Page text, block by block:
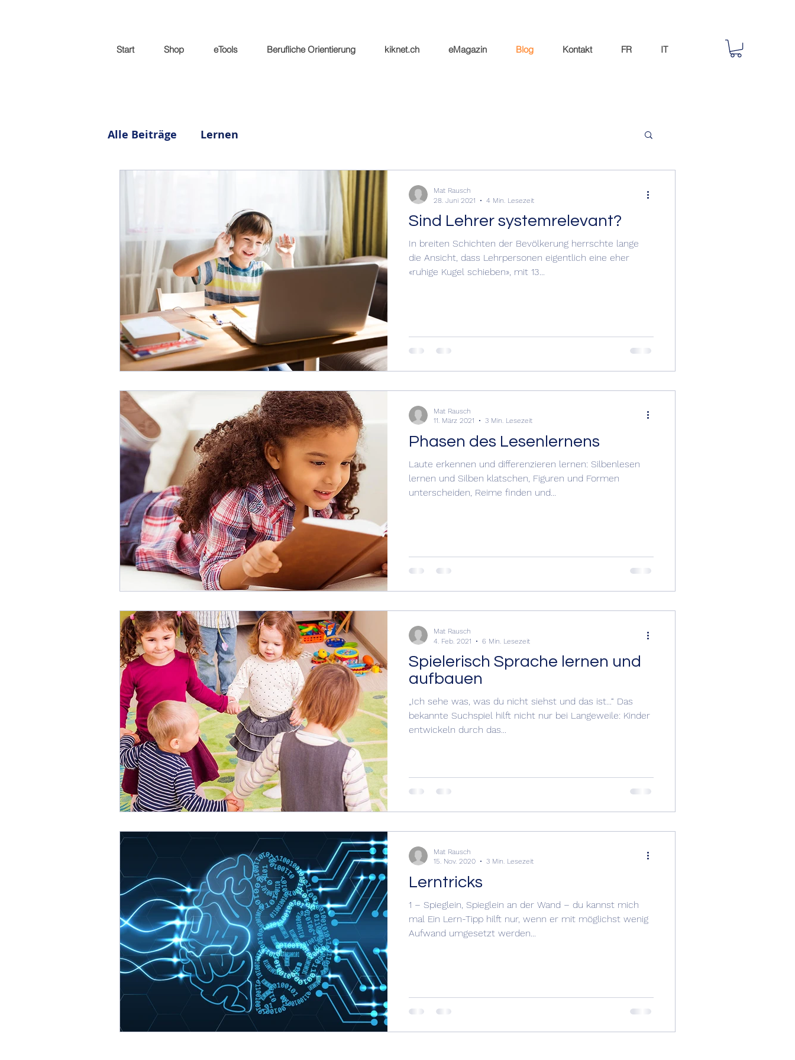
Start Shop eTools Berufliche Orientierung kiknet.ch eMagazin Blog Kontakt FR IT
Über 30 Jahre im Schweizer Markt mit mehr als 46'000 Sicherheitsinstallationen.
Alle Beiträge Lernen
Sind Lehrer systemrelevant?
In breiten Schichten der Bevölkerung herrschte lange
die Ansicht, dass Lehrpersonen eigentlich eine eher
«ruhige Kugel schieben», mit 13...
Mat Rausch
28. Juni 2021
4 Min. Lesezeit
Phasen des Lesenlernens
Laute erkennen und differenzieren lernen: Silbenlesen
lernen und Silben klatschen, Figuren und Formen
unterscheiden, Reime finden und...
Mat Rausch
11. März 2021
3 Min. Lesezeit
Spielerisch Sprache lernen und
aufbauen
„Ich sehe was, was du nicht siehst und das ist...“ Das
bekannte Suchspiel hilft nicht nur bei Langeweile: Kinder
entwickeln durch das...
Mat Rausch
4. Feb. 2021
6 Min. Lesezeit
Lerntricks
1 – Spieglein, Spieglein an der Wand – du kannst mich
mal Ein Lern-Tipp hilft nur, wenn er mit möglichst wenig
Aufwand umgesetzt werden...
Mat Rausch
15. Nov. 2020
3 Min. Lesezeit